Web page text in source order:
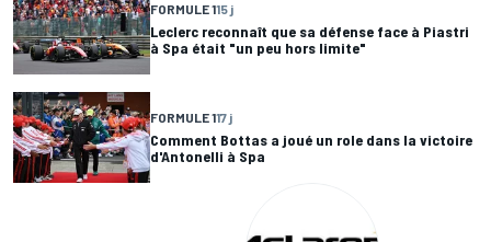
FORMULE 115 j
Leclerc reconnaît que sa défense face à Piastri
à Spa était "un peu hors limite"
FORMULE 117 j
Comment Bottas a joué un role dans la victoire
d'Antonelli à Spa